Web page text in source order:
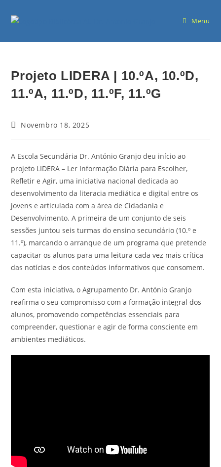
Menu
Projeto LIDERA | 10.ºA, 10.ºD,
11.ºA, 11.ºD, 11.ºF, 11.ºG
Novembro 18, 2025
A Escola Secundária Dr. António Granjo deu início ao
projeto LIDERA – Ler Informação Diária para Escolher,
Refletir e Agir, uma iniciativa nacional dedicada ao
desenvolvimento da literacia mediática e digital entre os
jovens e articulada com a área de Cidadania e
Desenvolvimento. A primeira de um conjunto de seis
sessões juntou seis turmas do ensino secundário (10.º e
11.º), marcando o arranque de um programa que pretende
capacitar os alunos para uma leitura cada vez mais crítica
das notícias e dos conteúdos informativos que consomem.
Com esta iniciativa, o Agrupamento Dr. António Granjo
reafirma o seu compromisso com a formação integral dos
alunos, promovendo competências essenciais para
compreender, questionar e agir de forma consciente em
ambientes mediáticos.